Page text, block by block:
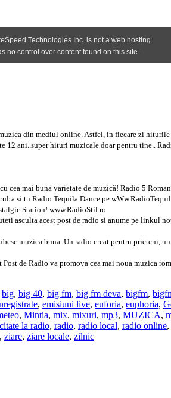
din mediul online. Astfel, in fiecare zi
12 ani..super hituri muzicale doar pentru tine..
cea mai bună varietate de muzică! Radio 5
si tu Radio Tequila Dance pe
Station! www.RadioStil.ro
asculta acest post de radio si anume pe linkul
muzica buna. Un radio creat pentru prieteni,
de Radio va promova cea mai noua muzica
big, big 40, big fm, big fm deva, bigfm,
, emisiuni live, euforia, euphoria,
, Mintia, mix, mixuri, mp3, MUZICA,
la radio, radio, radio local, radio online,
, ziare, ziare locale, zilnic